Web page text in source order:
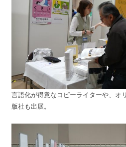
言語化が得意なコピーライターや、オ
版社も出展。